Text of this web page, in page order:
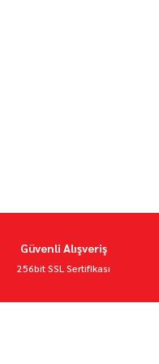
Güvenli Alışveriş
256bit SSL Sertifikası